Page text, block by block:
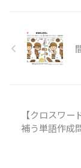
【クロスワ
補う単語作成